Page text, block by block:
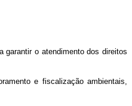
garantir o atendimento dos direitos
e fiscalização ambientais,